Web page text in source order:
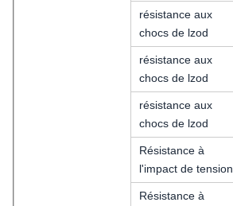
résistance aux
chocs de lzod
résistance aux
chocs de lzod
résistance aux
chocs de lzod
Résistance à
l'impact de tension
Résistance à